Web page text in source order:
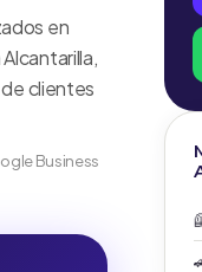
en
clientes
Business